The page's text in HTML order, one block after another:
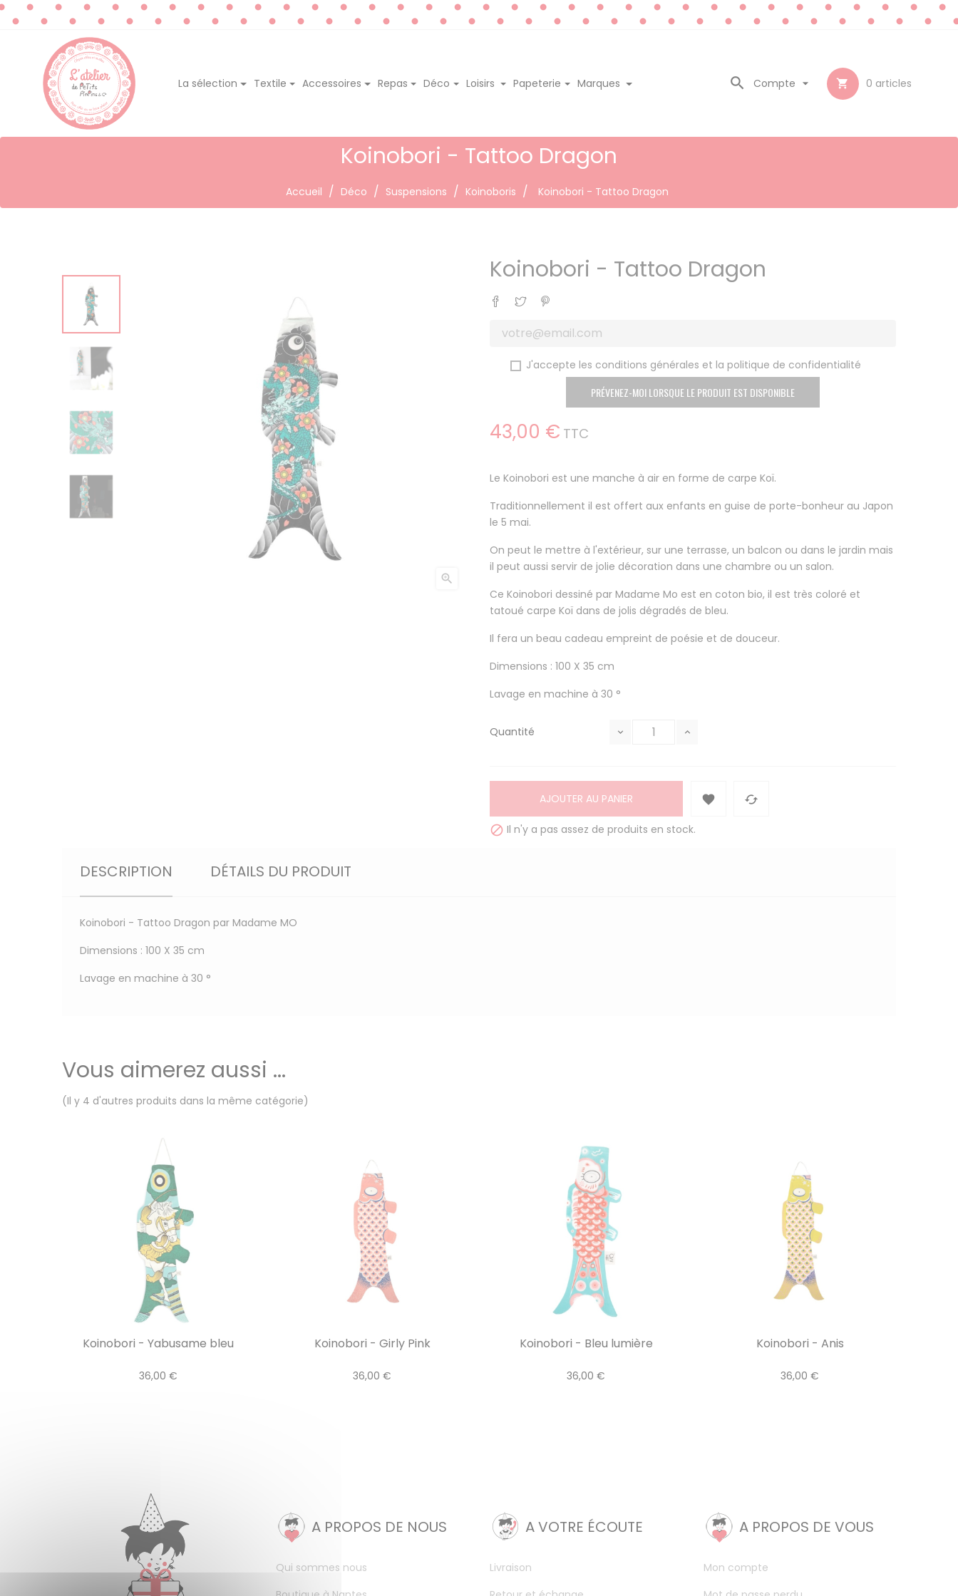
La sélection Textile Accessoires Repas Déco Loisirs Papeterie Marques  0 articles
Compte 

Koinobori - Tattoo Dragon
Accueil Déco Suspensions Koinoboris Koinobori - Tattoo Dragon

Koinobori - Tattoo Dragon
Partager
Tweet
J'accepte les conditions générales et la politique de confidentialité
PRÉVENEZ-MOI LORSQUE LE PRODUIT EST DISPONIBLE
43,00 € TTC
Le Koinobori est une manche à air en forme de carpe Koï.
Traditionnellement il est offert aux enfants en guise de porte-bonheur au Japon
le 5 mai.
On peut le mettre à l'extérieur, sur une terrasse, un balcon ou dans le jardin mais
il peut aussi servir de jolie décoration dans une chambre ou un salon.
Ce Koinobori dessiné par Madame Mo est en coton bio, il est très coloré et
tatoué carpe Koï dans de jolis dégradés de bleu.
Il fera un beau cadeau empreint de poésie et de douceur.
Dimensions : 100 X 35 cm
Lavage en machine à 30 °
Quantité
AJOUTER AU PANIER  
 Il n'y a pas assez de produits en stock.
DESCRIPTION DÉTAILS DU PRODUIT
Koinobori - Tattoo Dragon par Madame MO
Dimensions : 100 X 35 cm
Lavage en machine à 30 °
Vous aimerez aussi ...
(Il y 4 d'autres produits dans la même catégorie)
Koinobori - Yabusame bleu
36,00 €
Koinobori - Girly Pink
36,00 €
Koinobori - Bleu lumière
36,00 €
Koinobori - Anis
36,00 €
A PROPOS DE NOUS
Qui sommes nous
A VOTRE ÉCOUTE
Livraison
A PROPOS DE VOUS
Mon compte